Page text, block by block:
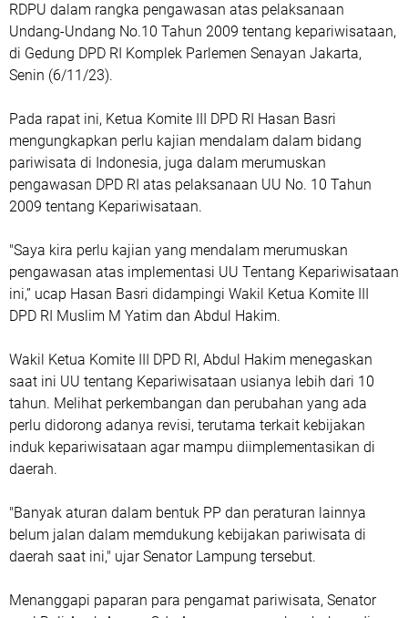
RDPU dalam rangka pengawasan atas pelaksanaan
Undang-Undang No.10 Tahun 2009 tentang kepariwisataan,
di Gedung DPD RI Komplek Parlemen Senayan Jakarta,
Senin (6/11/23).
Pada rapat ini, Ketua Komite III DPD RI Hasan Basri
mengungkapkan perlu kajian mendalam dalam bidang
pariwisata di Indonesia, juga dalam merumuskan
pengawasan DPD RI atas pelaksanaan UU No. 10 Tahun
2009 tentang Kepariwisataan.
"Saya kira perlu kajian yang mendalam merumuskan
pengawasan atas implementasi UU Tentang Kepariwisataan
ini,” ucap Hasan Basri didampingi Wakil Ketua Komite III
DPD RI Muslim M Yatim dan Abdul Hakim.
Wakil Ketua Komite III DPD RI, Abdul Hakim menegaskan
saat ini UU tentang Kepariwisataan usianya lebih dari 10
tahun. Melihat perkembangan dan perubahan yang ada
perlu didorong adanya revisi, terutama terkait kebijakan
induk kepariwisataan agar mampu diimplementasikan di
daerah.
"Banyak aturan dalam bentuk PP dan peraturan lainnya
belum jalan dalam memdukung kebijakan pariwisata di
daerah saat ini," ujar Senator Lampung tersebut.
Menanggapi paparan para pengamat pariwisata, Senator